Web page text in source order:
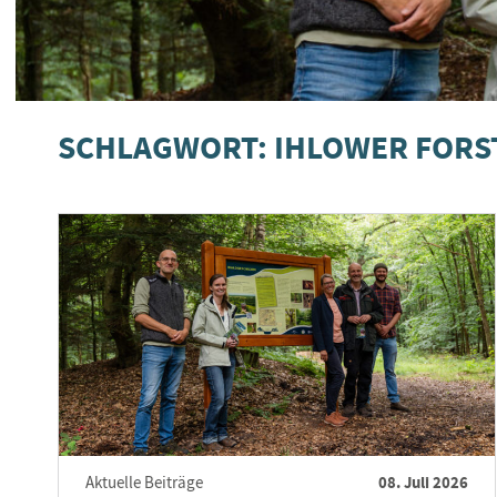
SCHLAGWORT: IHLOWER
Aktuelle Beiträge 08. Juli 2026